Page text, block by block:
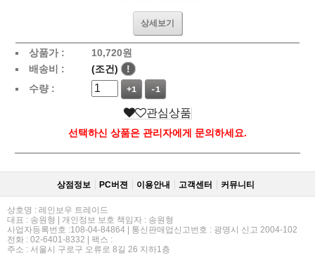
상세보기
상품가 : 10,720원
배송비 :
(조건)
!
수량 :
+1 -1
관심상품
선택하신 상품은 관리자에게 문의하세요.
상점정보 PC버젼 이용안내 고객센터 커뮤니티
상호명 : 레인보우 트레이드
대표 : 송원형 | 개인정보 보호 책임자 : 송원형
사업자등록번호 :108-04-84864 | 통신판매업신고번호 : 광명시 신고 2004-102
전화 : 02-6401-8332 | 팩스 :
주소 : 서울시 구로구 오류로 8길 26 지하1층